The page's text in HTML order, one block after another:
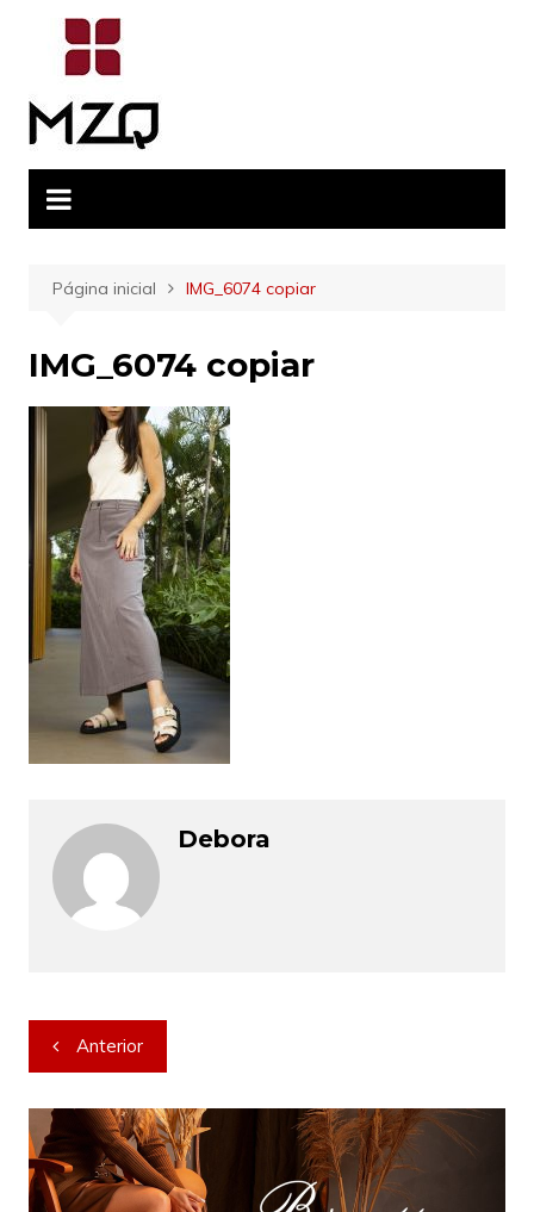
conteúdo
Página inicial IMG_6074 copiar
IMG_6074 copiar
Debora
Navegação
de
Post
Anterior